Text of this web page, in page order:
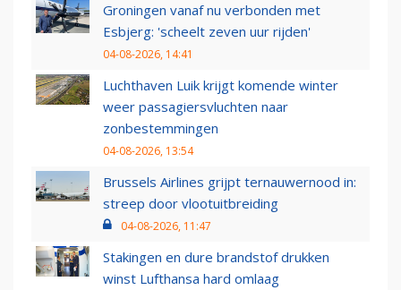
Groningen vanaf nu verbonden met
Esbjerg: 'scheelt zeven uur rijden'
04-08-2026, 14:41
Luchthaven Luik krijgt komende winter
weer passagiersvluchten naar
zonbestemmingen
04-08-2026, 13:54
Brussels Airlines grijpt ternauwernood in:
streep door vlootuitbreiding
04-08-2026, 11:47
Stakingen en dure brandstof drukken
winst Lufthansa hard omlaag